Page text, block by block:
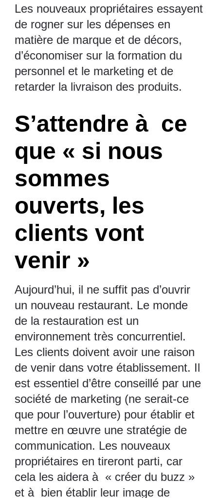
Les nouveaux propriétaires essayent
de rogner sur les dépenses en
matière de marque et de décors,
d’économiser sur la formation du
personnel et le marketing et de
retarder la livraison des produits.
S’attendre à ce
que « si nous
sommes
ouverts, les
clients vont
venir »
Aujourd’hui, il ne suffit pas d’ouvrir
un nouveau restaurant. Le monde
de la restauration est un
environnement très concurrentiel.
Les clients doivent avoir une raison
de venir dans votre établissement. Il
est essentiel d’être conseillé par une
société de marketing (ne serait-ce
que pour l’ouverture) pour établir et
mettre en œuvre une stratégie de
communication. Les nouveaux
propriétaires en tireront parti, car
cela les aidera à « créer du buzz »
et à bien établir leur image de